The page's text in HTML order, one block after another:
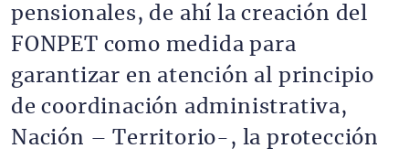
pensionales, de ahí la creación del
FONPET como medida para
garantizar en atención al principio
de coordinación administrativa,
Nación – Territorio-, la protección